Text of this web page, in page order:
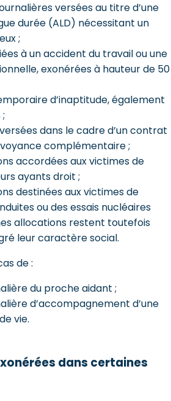
versées au titre d’une
durée (ALD) nécessitant un
;
à un accident du travail ou une
exonérées à hauteur de 50
d’inaptitude, également
dans le cadre d’un contrat
complémentaire ;
accordées aux victimes de
ayants droit ;
destinées aux victimes de
ou des essais nucléaires
allocations restent toutefois
leur caractère social.
de :
du proche aidant ;
d’accompagnement d’une
vie.
dans certaines